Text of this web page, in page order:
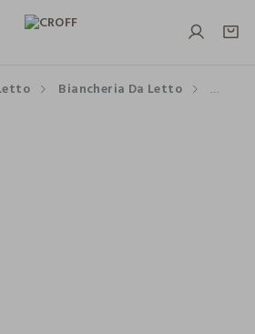
Biancheria Da Letto Parure